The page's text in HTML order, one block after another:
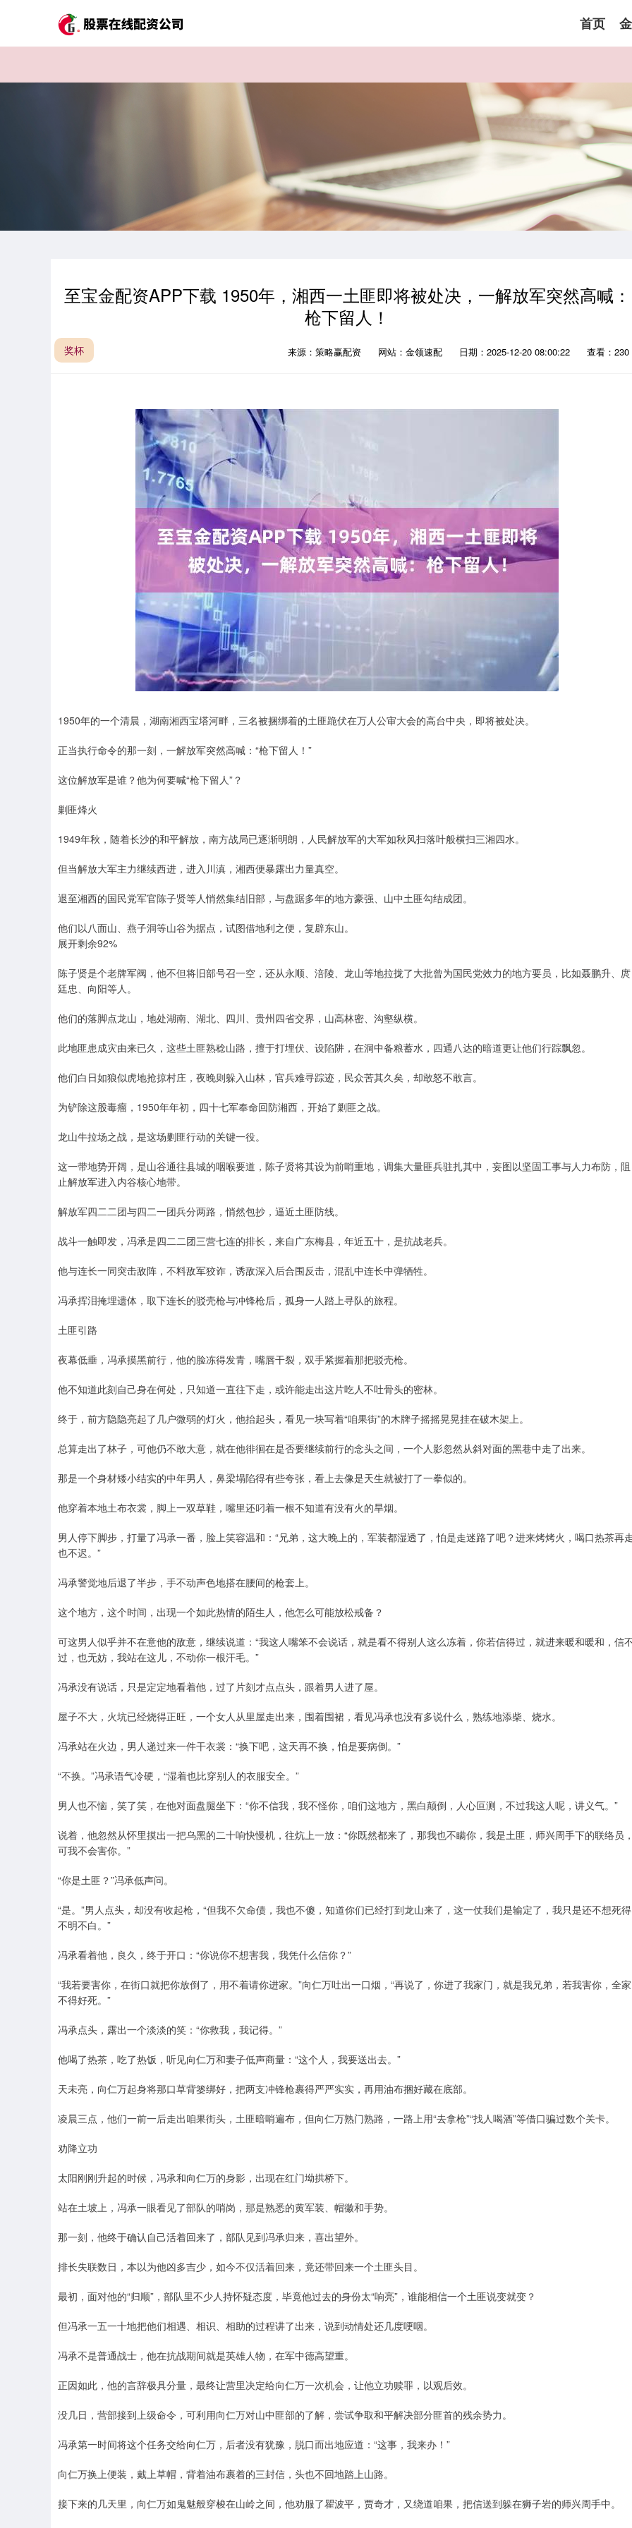
首页
至宝金配资APP下载 1950年，湘西一土匪即将被处决，一解放军突然高喊：
枪下留人！
奖杯 来源：策略赢配资 网站：金领速配 日期：2025-12-20 08:00:22 查看：230
1950年的一个清晨，湖南湘西宝塔河畔，三名被捆绑着的土匪跪伏在万人公审大会的高台中央，即将被处决。
正当执行命令的那一刻，一解放军突然高喊：“枪下留人！”
这位解放军是谁？他为何要喊“枪下留人”？
剿匪烽火
1949年秋，随着长沙的和平解放，南方战局已逐渐明朗，人民解放军的大军如秋风扫落叶般横扫三湘四水。
但当解放大军主力继续西进，进入川滇，湘西便暴露出力量真空。
退至湘西的国民党军官陈子贤等人悄然集结旧部，与盘踞多年的地方豪强、山中土匪勾结成团。
他们以八面山、燕子洞等山谷为据点，试图借地利之便，复辟东山。
展开剩余92%
陈子贤是个老牌军阀，他不但将旧部号召一空，还从永顺、涪陵、龙山等地拉拢了大批曾为国民党效力的地方要员，比如聂鹏升、庹
廷忠、向阳等人。
他们的落脚点龙山，地处湖南、湖北、四川、贵州四省交界，山高林密、沟壑纵横。
此地匪患成灾由来已久，这些土匪熟稔山路，擅于打埋伏、设陷阱，在洞中备粮蓄水，四通八达的暗道更让他们行踪飘忽。
他们白日如狼似虎地抢掠村庄，夜晚则躲入山林，官兵难寻踪迹，民众苦其久矣，却敢怒不敢言。
为铲除这股毒瘤，1950年年初，四十七军奉命回防湘西，开始了剿匪之战。
龙山牛拉场之战，是这场剿匪行动的关键一役。
这一带地势开阔，是山谷通往县城的咽喉要道，陈子贤将其设为前哨重地，调集大量匪兵驻扎其中，妄图以坚固工事与人力布防，阻
止解放军进入内谷核心地带。
解放军四二二团与四二一团兵分两路，悄然包抄，逼近土匪防线。
战斗一触即发，冯承是四二二团三营七连的排长，来自广东梅县，年近五十，是抗战老兵。
他与连长一同突击敌阵，不料敌军狡诈，诱敌深入后合围反击，混乱中连长中弹牺牲。
冯承挥泪掩埋遗体，取下连长的驳壳枪与冲锋枪后，孤身一人踏上寻队的旅程。
土匪引路
夜幕低垂，冯承摸黑前行，他的脸冻得发青，嘴唇干裂，双手紧握着那把驳壳枪。
他不知道此刻自己身在何处，只知道一直往下走，或许能走出这片吃人不吐骨头的密林。
终于，前方隐隐亮起了几户微弱的灯火，他抬起头，看见一块写着“咱果街”的木牌子摇摇晃晃挂在破木架上。
总算走出了林子，可他仍不敢大意，就在他徘徊在是否要继续前行的念头之间，一个人影忽然从斜对面的黑巷中走了出来。
那是一个身材矮小结实的中年男人，鼻梁塌陷得有些夸张，看上去像是天生就被打了一拳似的。
他穿着本地土布衣裳，脚上一双草鞋，嘴里还叼着一根不知道有没有火的旱烟。
男人停下脚步，打量了冯承一番，脸上笑容温和：“兄弟，这大晚上的，军装都湿透了，怕是走迷路了吧？进来烤烤火，喝口热茶再
也不迟。”
冯承警觉地后退了半步，手不动声色地搭在腰间的枪套上。
这个地方，这个时间，出现一个如此热情的陌生人，他怎么可能放松戒备？
可这男人似乎并不在意他的敌意，继续说道：“我这人嘴笨不会说话，就是看不得别人这么冻着，你若信得过，就进来暖和暖和，信
过，也无妨，我站在这儿，不动你一根汗毛。”
冯承没有说话，只是定定地看着他，过了片刻才点点头，跟着男人进了屋。
屋子不大，火坑已经烧得正旺，一个女人从里屋走出来，围着围裙，看见冯承也没有多说什么，熟练地添柴、烧水。
冯承站在火边，男人递过来一件干衣裳：“换下吧，这天再不换，怕是要病倒。”
“不换。”冯承语气冷硬，“湿着也比穿别人的衣服安全。”
男人也不恼，笑了笑，在他对面盘腿坐下：“你不信我，我不怪你，咱们这地方，黑白颠倒，人心叵测，不过我这人呢，讲义气。”
说着，他忽然从怀里摸出一把乌黑的二十响快慢机，往炕上一放：“你既然都来了，那我也不瞒你，我是土匪，师兴周手下的联络员
可我不会害你。”
“你是土匪？”冯承低声问。
“是。”男人点头，却没有收起枪，“但我不欠命债，我也不傻，知道你们已经打到龙山来了，这一仗我们是输定了，我只是还不想死得
不明不白。”
冯承看着他，良久，终于开口：“你说你不想害我，我凭什么信你？”
“我若要害你，在街口就把你放倒了，用不着请你进家。”向仁万吐出一口烟，“再说了，你进了我家门，就是我兄弟，若我害你，全家
不得好死。”
冯承点头，露出一个淡淡的笑：“你救我，我记得。”
他喝了热茶，吃了热饭，听见向仁万和妻子低声商量：“这个人，我要送出去。”
天未亮，向仁万起身将那口草背篓绑好，把两支冲锋枪裹得严严实实，再用油布捆好藏在底部。
凌晨三点，他们一前一后走出咱果街头，土匪暗哨遍布，但向仁万熟门熟路，一路上用“去拿枪”“找人喝酒”等借口骗过数个关卡。
劝降立功
太阳刚刚升起的时候，冯承和向仁万的身影，出现在红门坳拱桥下。
站在土坡上，冯承一眼看见了部队的哨岗，那是熟悉的黄军装、帽徽和手势。
那一刻，他终于确认自己活着回来了，部队见到冯承归来，喜出望外。
排长失联数日，本以为他凶多吉少，如今不仅活着回来，竟还带回来一个土匪头目。
最初，面对他的“归顺”，部队里不少人持怀疑态度，毕竟他过去的身份太“响亮”，谁能相信一个土匪说变就变？
但冯承一五一十地把他们相遇、相识、相助的过程讲了出来，说到动情处还几度哽咽。
冯承不是普通战士，他在抗战期间就是英雄人物，在军中德高望重。
正因如此，他的言辞极具分量，最终让营里决定给向仁万一次机会，让他立功赎罪，以观后效。
没几日，营部接到上级命令，可利用向仁万对山中匪部的了解，尝试争取和平解决部分匪首的残余势力。
冯承第一时间将这个任务交给向仁万，后者没有犹豫，脱口而出地应道：“这事，我来办！”
向仁万换上便装，戴上草帽，背着油布裹着的三封信，头也不回地踏上山路。
接下来的几天里，向仁万如鬼魅般穿梭在山岭之间，他劝服了瞿波平，贾奇才，又绕道咱果，把信送到躲在狮子岩的师兴周手中。